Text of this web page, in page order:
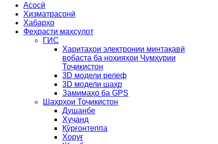
Асосӣ
Хизматрасонӣ
Хабарҳо
Феҳрасти маҳсулот
ГИС
Харитаҳои электронии минтақавӣ
вобаста ба ноҳияҳои Ҷумҳурии
Тоҷикистон
3D модели релеф
3D модели шаҳр
Замимаҳо ба GPS
Шаҳрҳои Тоҷикистон
Душанбе
Хуҷанд
Қӯрғонтеппа
Хоруғ